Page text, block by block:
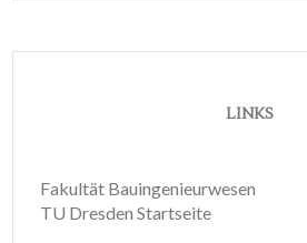
LINKS
Fakultät Bauingenieurwesen
TU Dresden Startseite